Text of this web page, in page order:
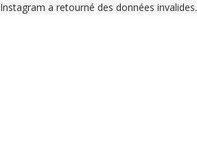
Instagram a retourné des données invalides.